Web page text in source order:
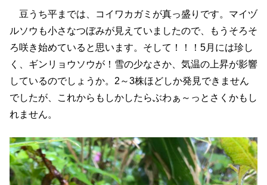
豆うち平までは、コイワカガミが真っ盛りです。マイヅ
ルソウも小さなつぼみが見えていましたので、もうそろそ
ろ咲き始めていると思います。そして！！！5月には珍し
く、ギンリョウソウが！雪の少なさか、気温の上昇が影響
しているのでしょうか。2～3株ほどしか発見できません
でしたが、これからもしかしたらぶわぁ～っとさくかもし
れません。